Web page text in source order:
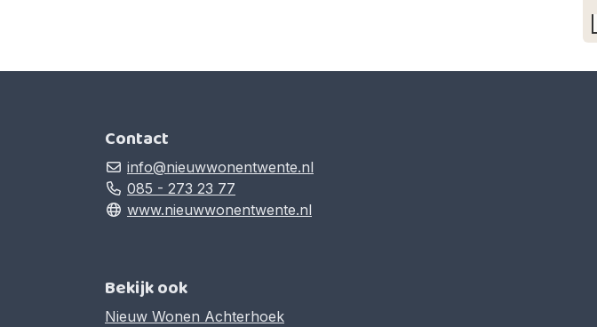
Contact
info@nieuwwonentwente.nl
085 - 273 23 77
www.nieuwwonentwente.nl
Bekijk ook
Nieuw Wonen Achterhoek